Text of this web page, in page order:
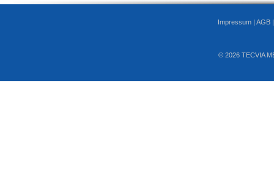
Impressum | AGB
© 2026 TECVIA